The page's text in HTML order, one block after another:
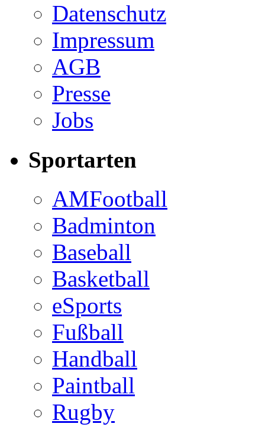
Datenschutz
Impressum
AGB
Presse
Jobs
Sportarten
AMFootball
Badminton
Baseball
Basketball
eSports
Fußball
Handball
Paintball
Rugby